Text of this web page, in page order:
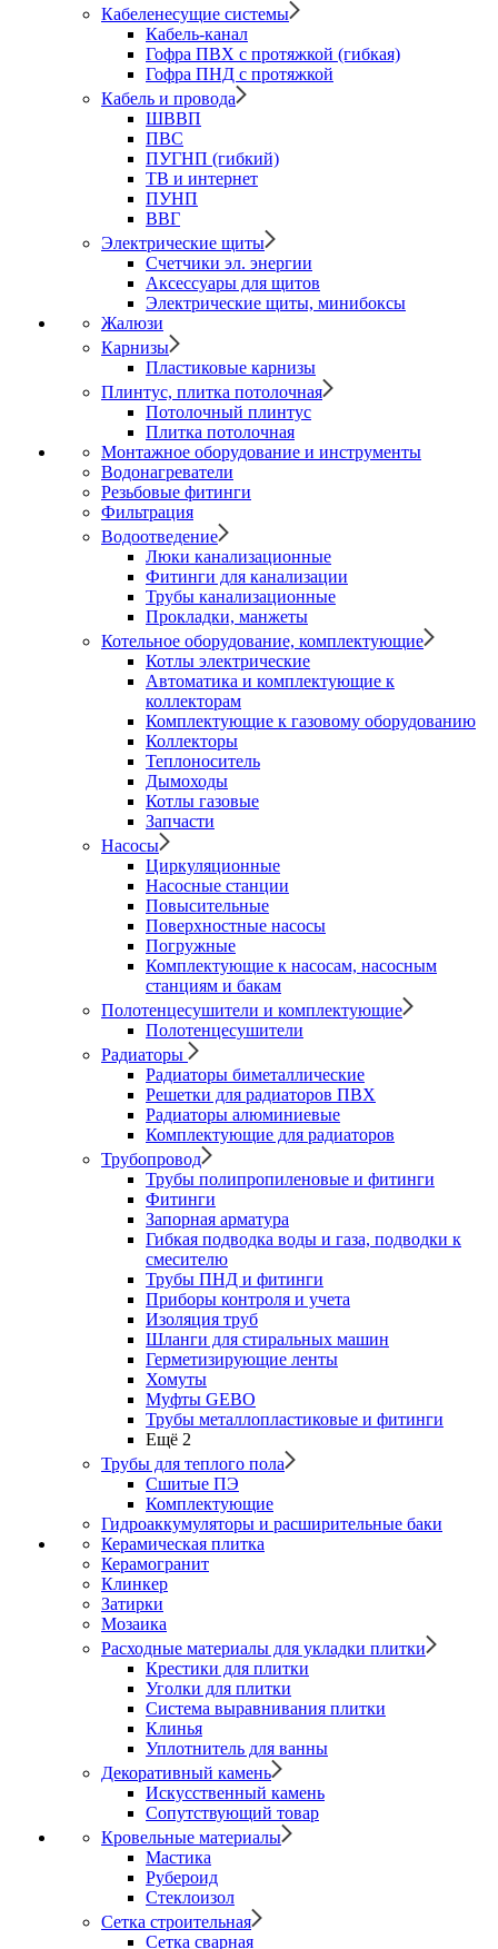
Кабеленесущие системы
Кабель-канал
Гофра ПВХ с протяжкой (гибкая)
Гофра ПНД с протяжкой
Кабель и провода
ШВВП
ПВС
ПУГНП (гибкий)
ТВ и интернет
ПУНП
ВВГ
Электрические щиты
Счетчики эл. энергии
Аксессуары для щитов
Электрические щиты, минибоксы
Жалюзи
Карнизы
Пластиковые карнизы
Плинтус, плитка потолочная
Потолочный плинтус
Плитка потолочная
Монтажное оборудование и инструменты
Водонагреватели
Резьбовые фитинги
Фильтрация
Водоотведение
Люки канализационные
Фитинги для канализации
Трубы канализационные
Прокладки, манжеты
Котельное оборудование, комплектующие
Котлы электрические
Автоматика и комплектующие к
коллекторам
Комплектующие к газовому оборудованию
Коллекторы
Теплоноситель
Дымоходы
Котлы газовые
Запчасти
Насосы
Циркуляционные
Насосные станции
Повысительные
Поверхностные насосы
Погружные
Комплектующие к насосам, насосным
станциям и бакам
Полотенцесушители и комплектующие
Полотенцесушители
Радиаторы
Радиаторы биметаллические
Решетки для радиаторов ПВХ
Радиаторы алюминиевые
Комплектующие для радиаторов
Трубопровод
Трубы полипропиленовые и фитинги
Фитинги
Запорная арматура
Гибкая подводка воды и газа, подводки к
смесителю
Трубы ПНД и фитинги
Приборы контроля и учета
Изоляция труб
Шланги для стиральных машин
Герметизирующие ленты
Хомуты
Муфты GEBO
Трубы металлопластиковые и фитинги
Ещё 2
Трубы для теплого пола
Сшитые ПЭ
Комплектующие
Гидроаккумуляторы и расширительные баки
Керамическая плитка
Керамогранит
Клинкер
Затирки
Мозаика
Расходные материалы для укладки плитки
Крестики для плитки
Уголки для плитки
Система выравнивания плитки
Клинья
Уплотнитель для ванны
Декоративный камень
Искусственный камень
Сопутствующий товар
Кровельные материалы
Мастика
Рубероид
Стеклоизол
Сетка строительная
Сетка сварная